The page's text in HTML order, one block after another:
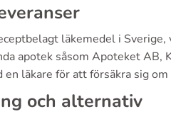
läkemedel i
apotek såsom Apoteket
en läkare för att försäkra sig
och alternativ